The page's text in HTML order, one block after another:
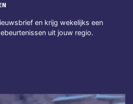
en krijg wekelijks een
uit jouw regio.